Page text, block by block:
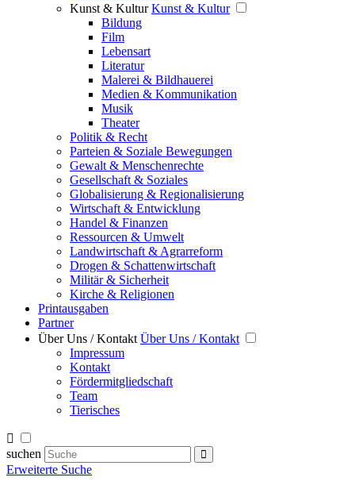
Kunst & Kultur Kunst & Kultur
Bildung
Film
Lebensart
Literatur
Malerei & Bildhauerei
Medien & Kommunikation
Musik
Theater
Politik & Recht
Parteien & Soziale Bewegungen
Gewalt & Menschenrechte
Gesellschaft & Soziales
Globalisierung & Regionalisierung
Wirtschaft & Entwicklung
Handel & Finanzen
Ressourcen & Umwelt
Landwirtschaft & Agrarreform
Drogen & Schattenwirtschaft
Militär & Sicherheit
Kirche & Religionen
Printausgaben
Partner
Über Uns / Kontakt Über Uns / Kontakt
Impressum
Kontakt
Fördermitgliedschaft
Team
Tierisches
suchen
Erweiterte Suche